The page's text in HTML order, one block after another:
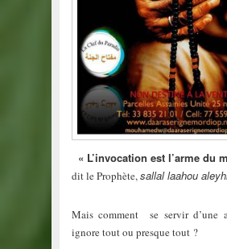
« L’invocation est l’arme du
dit le Prophète,sallal laahou
Mais comment se servir d’une
ignore tout ou presque tout ?